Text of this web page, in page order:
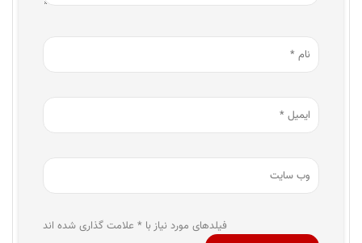
فیلدهای مورد نیاز با * علامت گذاری شده اند